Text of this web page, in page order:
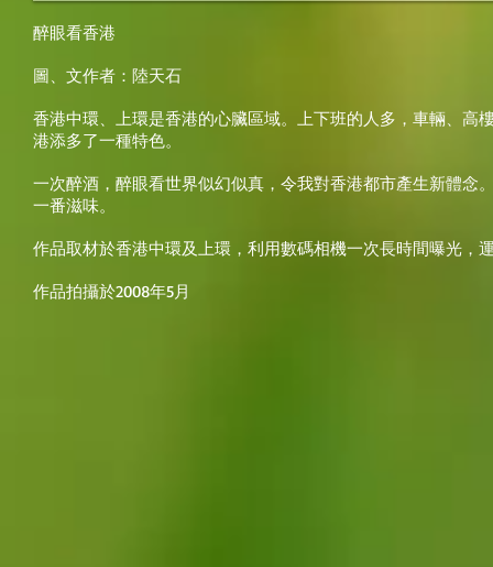
醉眼看香港
圖、文作者：陸天石
香港中環、上環是香港的心臟區域。上下班的人多，車輛、高
港添多了一種特色。
一次醉酒，醉眼看世界似幻似真，令我對香港都市產生新體念
一番滋味。
作品取材於香港中環及上環，利用數碼相機一次長時間曝光，
作品拍攝於2008年5月